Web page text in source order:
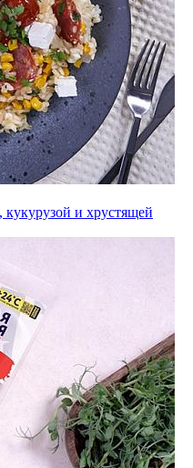
и хрустящей